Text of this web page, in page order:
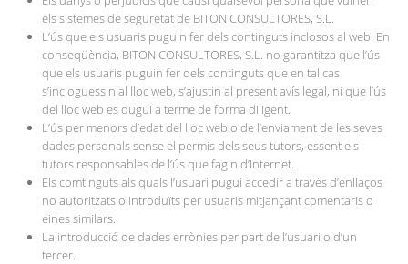
els sistemes de seguretat de BITON CONSULTORES, S.L.
L’ús que els usuaris puguin fer dels continguts inclosos al web. En
conseqüència, BITON CONSULTORES, S.L. no garantitza que l’ús
que els usuaris puguin fer dels continguts que en tal cas
s’incloguessin al lloc web, s’ajustin al present avís legal, ni que l’ús
del lloc web es dugui a terme de forma diligent.
L’ús per menors d’edat del lloc web o de l’enviament de les seves
dades personals sense el permís dels seus tutors, essent els
tutors responsables de l’ús que fagin d’Internet.
Els comtinguts als quals l’usuari pugui accedir a través d’enllaços
no autoritzats o introduïts per usuaris mitjançant comentaris o
eines similars.
La introducció de dades errònies per part de l’usuari o d’un
tercer.